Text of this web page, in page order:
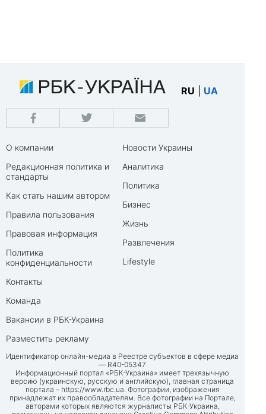
RU UA
О компании
Редакционная политика и
стандарты
Как стать нашим автором
Правила пользования
Правовая информация
Политика
конфиденциальности
Контакты
Команда
Вакансии в РБК-Украина
Разместить рекламу
Новости Украины
Аналитика
Политика
Бизнес
Жизнь
Развлечения
Lifestyle
Идентификатор онлайн-медиа в Реестре субъектов в сфере медиа
— R40-05347
Информационный портал «РБК-Украина» имеет трехязычную
версию (украинскую, русскую и английскую), главная страница
портала – https://www.rbc.ua. Фотографии, изображения
принадлежат их правообладателям. Все фотографии на Портале,
авторами которых являются журналисты РБК-Украина,